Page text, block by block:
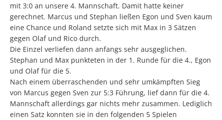
mit 3:0 an unsere 4. Mannschaft. Damit hatte keiner
gerechnet. Marcus und Stephan ließen Egon und Sven kaum
eine Chance und Roland setzte sich mit Max in 3 Sätzen
gegen Olaf und Rico durch.
Die Einzel verliefen dann anfangs sehr ausgeglichen.
Stephan und Max punkteten in der 1. Runde für die 4., Egon
und Olaf für die 5.
Nach einem überraschenden und sehr umkämpften Sieg
von Marcus gegen Sven zur 5:3 Führung, lief dann für die 4.
Mannschaft allerdings gar nichts mehr zusammen. Lediglich
einen Satz konnten sie in den folgenden 5 Spielen